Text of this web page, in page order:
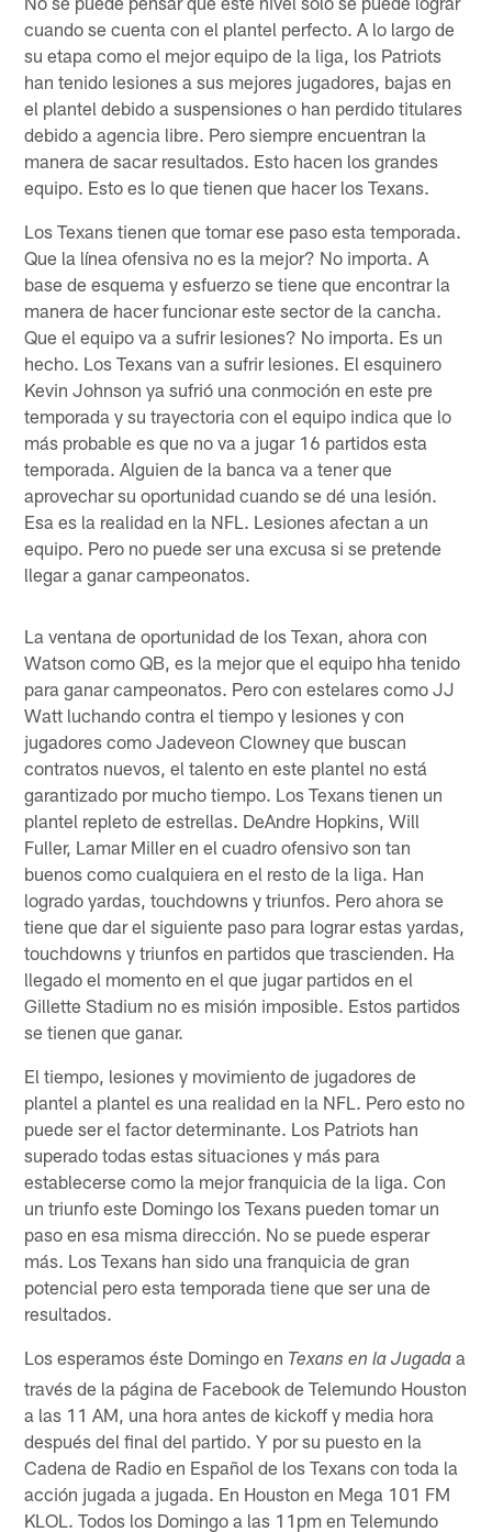
cuando se cuenta con el plantel perfecto. A lo largo de
su etapa como el mejor equipo de la liga, los Patriots
han tenido lesiones a sus mejores jugadores, bajas en
el plantel debido a suspensiones o han perdido titulares
debido a agencia libre. Pero siempre encuentran la
manera de sacar resultados. Esto hacen los grandes
equipo. Esto es lo que tienen que hacer los Texans.
Los Texans tienen que tomar ese paso esta temporada.
Que la línea ofensiva no es la mejor? No importa. A
base de esquema y esfuerzo se tiene que encontrar la
manera de hacer funcionar este sector de la cancha.
Que el equipo va a sufrir lesiones? No importa. Es un
hecho. Los Texans van a sufrir lesiones. El esquinero
Kevin Johnson ya sufrió una conmoción en este pre
temporada y su trayectoria con el equipo indica que lo
más probable es que no va a jugar 16 partidos esta
temporada. Alguien de la banca va a tener que
aprovechar su oportunidad cuando se dé una lesión.
Esa es la realidad en la NFL. Lesiones afectan a un
equipo. Pero no puede ser una excusa si se pretende
llegar a ganar campeonatos.
La ventana de oportunidad de los Texan, ahora con
Watson como QB, es la mejor que el equipo hha tenido
para ganar campeonatos. Pero con estelares como JJ
Watt luchando contra el tiempo y lesiones y con
jugadores como Jadeveon Clowney que buscan
contratos nuevos, el talento en este plantel no está
garantizado por mucho tiempo. Los Texans tienen un
plantel repleto de estrellas. DeAndre Hopkins, Will
Fuller, Lamar Miller en el cuadro ofensivo son tan
buenos como cualquiera en el resto de la liga. Han
logrado yardas, touchdowns y triunfos. Pero ahora se
tiene que dar el siguiente paso para lograr estas yardas,
touchdowns y triunfos en partidos que trascienden. Ha
llegado el momento en el que jugar partidos en el
Gillette Stadium no es misión imposible. Estos partidos
se tienen que ganar.
El tiempo, lesiones y movimiento de jugadores de
plantel a plantel es una realidad en la NFL. Pero esto no
puede ser el factor determinante. Los Patriots han
superado todas estas situaciones y más para
establecerse como la mejor franquicia de la liga. Con
un triunfo este Domingo los Texans pueden tomar un
paso en esa misma dirección. No se puede esperar
más. Los Texans han sido una franquicia de gran
potencial pero esta temporada tiene que ser una de
resultados.
Los esperamos éste Domingo en Texans en la Jugada a
través de la página de Facebook de Telemundo Houston
a las 11 AM, una hora antes de kickoff y media hora
después del final del partido. Y por su puesto en la
Cadena de Radio en Español de los Texans con toda la
acción jugada a jugada. En Houston en Mega 101 FM
KLOL. Todos los Domingo a las 11pm en Telemundo